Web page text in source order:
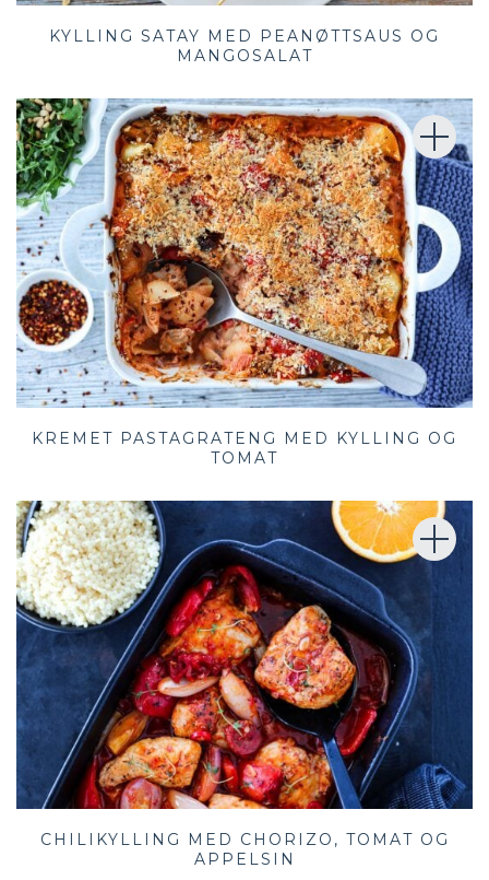
KYLLING SATAY MED PEANØTTSAUS OG
MANGOSALAT
KREMET PASTAGRATENG MED KYLLING OG
TOMAT
CHILIKYLLING MED CHORIZO, TOMAT OG
APPELSIN